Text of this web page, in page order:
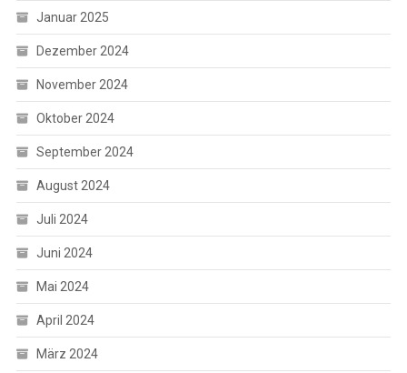
Januar 2025
Dezember 2024
November 2024
Oktober 2024
September 2024
August 2024
Juli 2024
Juni 2024
Mai 2024
April 2024
März 2024